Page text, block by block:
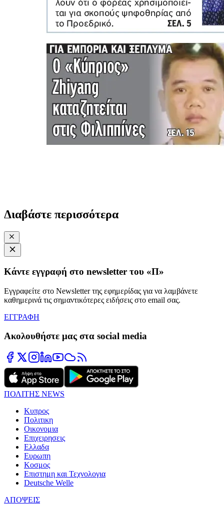
Διαβάστε περισσότερα
Κάντε εγγραφή στο newsletter του «Π»
Εγγραφείτε στο Newsletter της εφημερίδας για να λαμβάνετε
καθημερινά τις σημαντικότερες ειδήσεις στο email σας.
ΕΓΓΡΑΦΗ
Ακολουθήστε μας στα social media
ΠΟΛΙΤΗΣ NEWS
Κυπρος
Πολιτικη
Οικονομια
Επιχειρησεις
Ελλαδα
Ευρωπη
Κοσμος
Επιστημη και Τεχνολογια
Deutsche Welle
ΑΠΟΨΕΙΣ